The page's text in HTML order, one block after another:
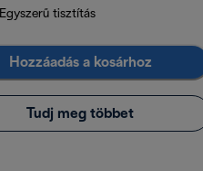
Egyszerű tisztítás
Hozzáadás a kosárhoz
Tudj meg többet